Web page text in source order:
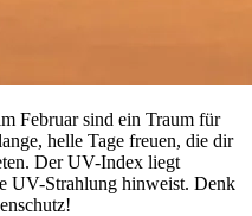
Februar sind ein Traum für
helle Tage freuen, die dir
Der UV-Index liegt
UV-Strahlung hinweist. Denk